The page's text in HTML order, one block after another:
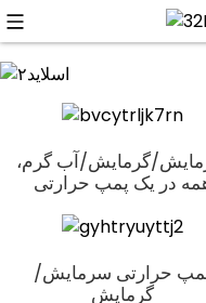
گرمایش/آب گرم،
در یک پمپ حرارتی
حرارتی سرمایش/
گرمایش